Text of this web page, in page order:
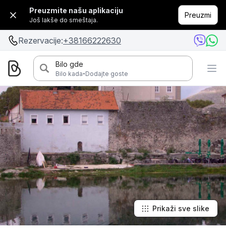
Preuzmite našu aplikaciju
Još lakše do smeštaja.
Preuzmi
Rezervacije:+38166222630
Bilo gde
Bilo kada·Dodajte goste
Prikaži sve slike